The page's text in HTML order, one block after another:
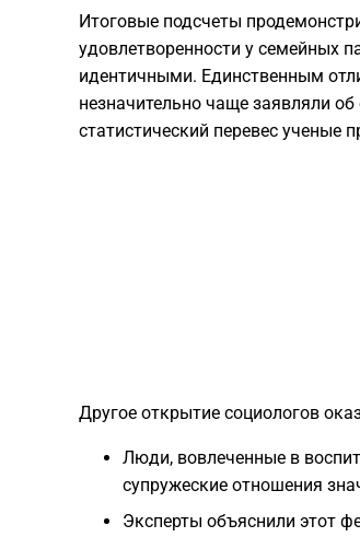
Итоговые подсчеты
удовлетворенности у семейных
идентичными. Единственным
незначительно чаще заявляли
статистический перевес ученые
Другое открытие социологов
Люди, вовлеченные в
супружеские отношения
Эксперты объяснили этот